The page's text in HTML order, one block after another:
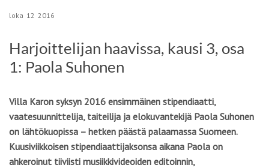
loka 12 2016
Harjoittelijan haavissa, kausi 3, osa
1: Paola Suhonen
Villa Karon syksyn 2016 ensimmäinen stipendiaatti,
vaatesuunnittelija, taiteilija ja elokuvantekijä Paola Suhonen
on lähtökuopissa – hetken päästä palaamassa Suomeen.
Kuusiviikkoisen stipendiaattijaksonsa aikana Paola on
ahkeroinut tiiviisti musiikkivideoiden editoinnin,